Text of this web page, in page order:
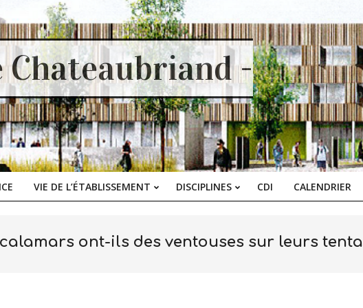
Chateaubriand -
Primary
VIE DE L’ÉTABLISSEMENT DISCIPLINES CDI CALENDRIER
ont-ils des ventouses sur leurs